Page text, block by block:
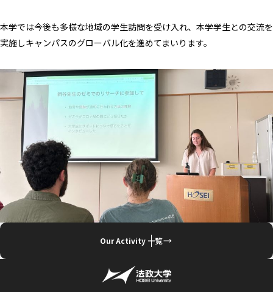
本学では今後も多様な地域の学生訪問を受け入れ、 本学学生との交流を
実施しキャンパスのグローバル化を進めてまい ります。
Our Activity 一覧